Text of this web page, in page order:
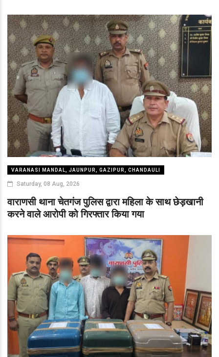
VARANASI MANDAL, JAUNPUR, GAZIPUR, CHANDAULI
Saturday, 08 Aug, 2026
वाराणसी थाना चेतगंज पुलिस द्वारा महिला के साथ छेड़खानी
करने वाले आरोपी को गिरफ्तार किया गया